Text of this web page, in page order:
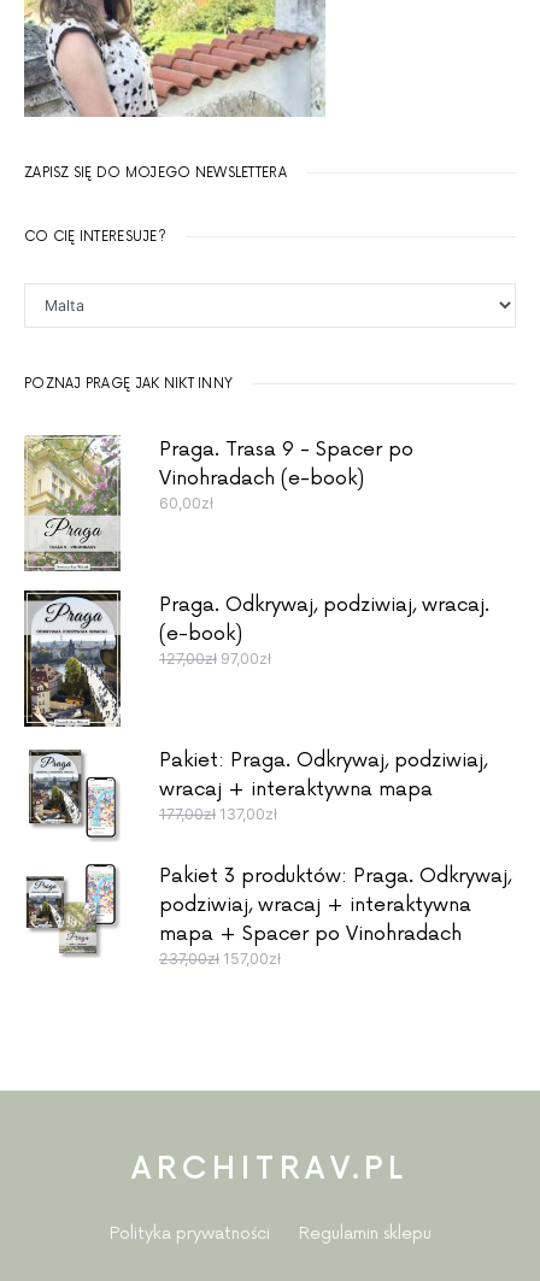
ZAPISZ SIĘ DO MOJEGO NEWSLETTERA
CO CIĘ INTERESUJE?
POZNAJ PRAGĘ JAK NIKT INNY
Praga. Trasa 9 - Spacer po
Vinohradach (e-book)
60,00zł
Praga. Odkrywaj, podziwiaj, wracaj.
(e-book)
127,00zł Pierwotna cena wynosiła: 127,00zł.
97,00złAktualna cena wynosi: 97,00zł.
Pakiet: Praga. Odkrywaj, podziwiaj,
wracaj + interaktywna mapa
177,00zł Pierwotna cena wynosiła: 177,00zł.
137,00złAktualna cena wynosi: 137,00zł.
Pakiet 3 produktów: Praga. Odkrywaj,
podziwiaj, wracaj + interaktywna
mapa + Spacer po Vinohradach
237,00zł Pierwotna cena wynosiła: 237,00zł.
157,00złAktualna cena wynosi: 157,00zł.
ARCHITRAV.PL
Polityka prywatności Regulamin sklepu